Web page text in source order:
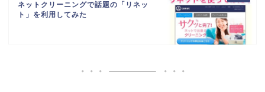
ネットクリーニングで話題の「リネッ
ト」を利用してみた